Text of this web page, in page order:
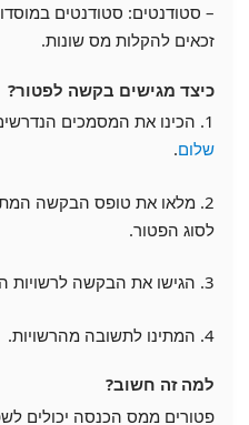
– סטודנטים: סטודנטים
זכאים להקלות מס שונות.
כיצד מגישים בקשה לפטור?
1. הכינו את המסמכים הנדרשים והעביר אל
שלום.
2. מלאו את טופס הבקשה
לסוג הפטור.
3. הגישו את הבקשה לרשויות המס.
4. המתינו לתשובה מהרשויות.
למה זה חשוב?
פטורים ממס הכנסה יכולים